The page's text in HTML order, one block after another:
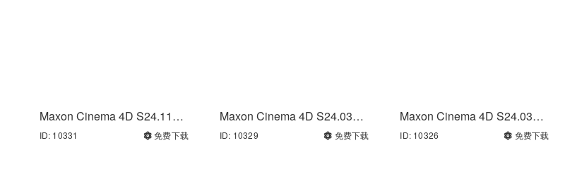
Maxon Cinema 4D S24.110
C4D中文版/英文版软件
ID: 10331 免费下载
Maxon Cinema 4D S24.037
C4D中文版/英文版软件
ID: 10329 免费下载
Maxon Cinema 4D S24.035
C4D中文版/英文版软件
ID: 10326 免费下载